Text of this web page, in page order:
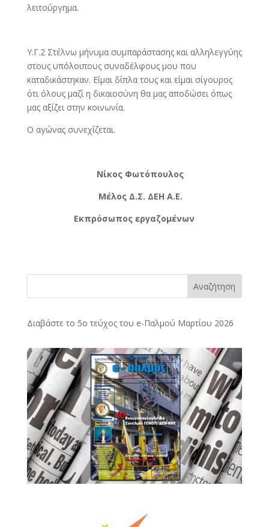
λειτούργημα.
Υ.Γ.2 Στέλνω μήνυμα συμπαράστασης και αλληλεγγύης
στους υπόλοιπους συναδέλφους μου που
καταδικάστηκαν. Είμαι δίπλα τους και είμαι σίγουρος
ότι όλους μαζί η δικαιοσύνη θα μας αποδώσει όπως
μας αξίζει στην κοινωνία.
Ο αγώνας συνεχίζεται.
Νίκος Φωτόπουλος
Μέλος Δ.Σ. ΔΕΗ Α.Ε.
Εκπρόσωπος εργαζομένων
Αναζήτηση
Διαβάστε το 5ο τεύχος του e-Παλμού Μαρτίου 2026